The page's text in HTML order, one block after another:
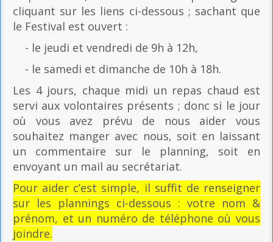
cliquant sur les liens ci-dessous ; sachant que
le Festival est ouvert :
- le jeudi et vendredi de 9h à 12h,
- le samedi et dimanche de 10h à 18h.
Les 4 jours, chaque midi un repas chaud est
servi aux volontaires présents ; donc si le jour
où vous avez prévu de nous aider vous
souhaitez manger avec nous, soit en laissant
un commentaire sur le planning, soit en
envoyant un mail au secrétariat.
Pour aider c’est simple, il suffit de renseigner
sur les plannings ci-dessous : votre nom &
prénom, et un numéro de téléphone où vous
joindre.